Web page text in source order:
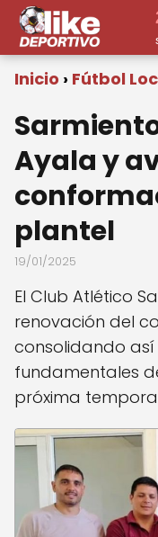
Inicio Fútbol
Ayala y
plantel
19/01/2025
El Club Atlético
renovación del
consolidando
fundamentales
próxima